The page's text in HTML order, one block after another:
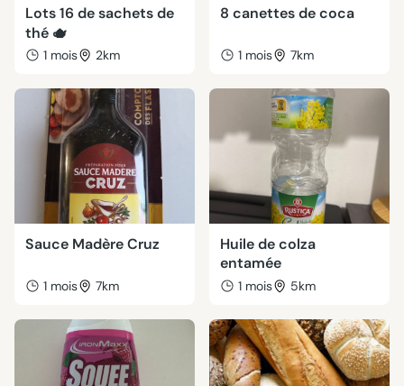
Lots 16 de sachets de
thé 🫖
1 mois 2km
8 canettes de coca
1 mois 7km
Sauce Madère Cruz
1 mois 7km
Huile de colza
entamée
1 mois 5km